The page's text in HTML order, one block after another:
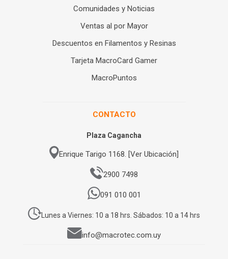
Comunidades y Noticias
Ventas al por Mayor
Descuentos en Filamentos y Resinas
Tarjeta MacroCard Gamer
MacroPuntos
CONTACTO
Plaza Cagancha
Enrique Tarigo 1168. [Ver Ubicación]
2900 7498
091 010 001
Lunes a Viernes: 10 a 18 hrs. Sábados: 10 a 14 hrs
info@macrotec.com.uy